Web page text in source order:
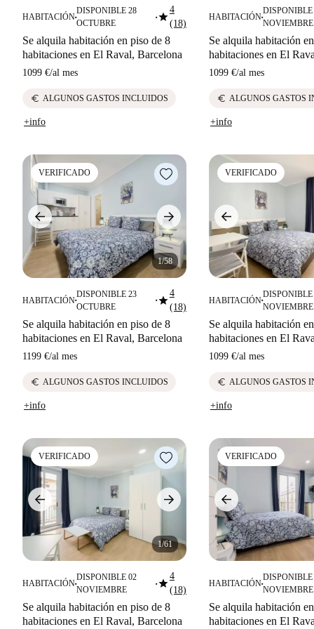
HABITACIÓN■
DISPONIBLE 28
OCTUBRE
■star4
(18)
Se alquila habitación en piso de 8
habitaciones en El Raval, Barcelona
1099 €/al mes
euro ALGUNOS GASTOS INCLUIDOS
+info
HABITACIÓN■
DISPONIBLE
NOVIEMBRE
Se alquila habitación
habitaciones en El
1099 €/al mes
euro ALGUNOS GASTOS
+info
VERIFICADO
1/58
HABITACIÓN■
DISPONIBLE 23
OCTUBRE
■star4
(18)
Se alquila habitación en piso de 8
habitaciones en El Raval, Barcelona
1199 €/al mes
euro ALGUNOS GASTOS INCLUIDOS
+info
VERIFICADO
HABITACIÓN■
DISPONIBLE
NOVIEMBRE
Se alquila habitación
habitaciones en El
1099 €/al mes
euro ALGUNOS GASTOS
+info
VERIFICADO
1/61
HABITACIÓN■
DISPONIBLE 02
NOVIEMBRE
■star4
(18)
Se alquila habitación en piso de 8
habitaciones en El Raval, Barcelona
VERIFICADO
HABITACIÓN■
DISPONIBLE
NOVIEMBRE
Se alquila habitación
habitaciones en El